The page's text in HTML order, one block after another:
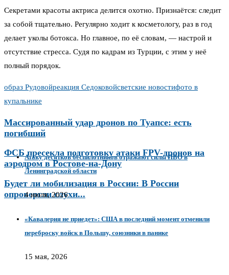
Секретами красоты актриса делится охотно. Признаётся: следит
за собой тщательно. Регулярно ходит к косметологу, раз в год
делает уколы ботокса. Но главное, по её словам, — настрой и
отсутствие стресса. Судя по кадрам из Турции, с этим у неё
полный порядок.
образ Рудовойреакция Седоковойсветские новостифото в
купальнике
Массированный удар дронов по Туапсе: есть
погибший
ФСБ пресекла подготовку атаки FPV-дронов на
аэродром в Ростове-на-Дону
Будет ли мобилизация в России: В России
опровергли слухи...
Атаку десятков беспилотников отражают силы ПВО в
Ленинградской области
4 июля, 2026
«Кавалерия не приедет»: США в последний момент отменили
переброску войск в Польшу, союзники в панике
15 мая, 2026